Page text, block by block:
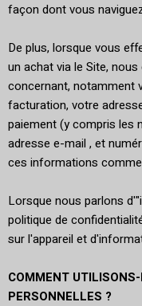
façon dont vous
De plus, lorsque vous
un achat via le Site,
concernant, notamment
facturation, votre
paiement (y compris les
adresse e-mail , et
ces informations
Lorsque nous parlons
politique de
sur l'appareil et
COMMENT
PERSONNELLES ?